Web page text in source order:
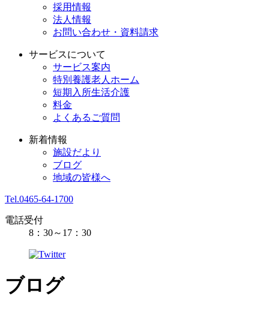
採用情報
法人情報
お問い合わせ・資料請求
サービスについて
サービス案内
特別養護老人ホーム
短期入所生活介護
料金
よくあるご質問
新着情報
施設だより
ブログ
地域の皆様へ
Tel.0465-64-1700
電話受付
8：30～17：30
ブログ